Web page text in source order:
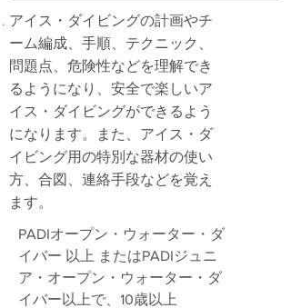
アイス・ダイビングの計画やチ
ーム編成、手順、テクニック、
問題点、危険性などを理解でき
るようになり、安全で楽しいア
イス・ダイビングができるよう
になります。また、アイス・ダ
イビング用の特別な器材の使い
方、合図、連絡手段などを覚え
ます。
PADIオープン・ウォーター・ダ
イバー 以上 またはPADIジュニ
ア・オープン・ウォーター・ダ
イバー以上で、10歳以上